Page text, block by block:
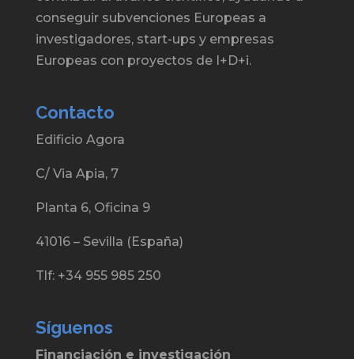
conseguir subvenciones Europeas a
investigadores, start-ups y empresas
Europeas con proyectos de I+D+i.
Contacto
Edificio Agora
C/ Via Apia, 7
Planta 6, Oficina 9
41016 – Sevilla (España)
Tlf: +34 955 985 250
Síguenos
Financiación e investigación